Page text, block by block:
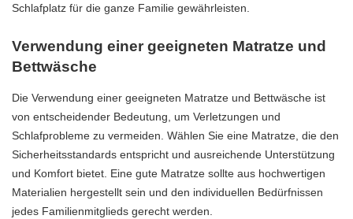
Schlafplatz für die ganze Familie gewährleisten.
Verwendung einer geeigneten Matratze und
Bettwäsche
Die Verwendung einer geeigneten Matratze und Bettwäsche ist
von entscheidender Bedeutung, um Verletzungen und
Schlafprobleme zu vermeiden. Wählen Sie eine Matratze, die den
Sicherheitsstandards entspricht und ausreichende Unterstützung
und Komfort bietet. Eine gute Matratze sollte aus hochwertigen
Materialien hergestellt sein und den individuellen Bedürfnissen
jedes Familienmitglieds gerecht werden.